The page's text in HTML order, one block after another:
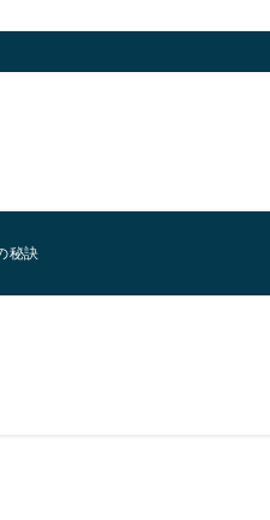
秘訣